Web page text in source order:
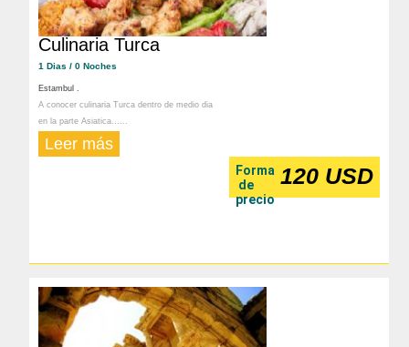
Culinaria Turca
1 Dias / 0 Noches
Estambul .
A conocer culinaria Turca dentro de medio dia
en la parte Asiatica......
Leer más
Forma
de
precio
120 USD